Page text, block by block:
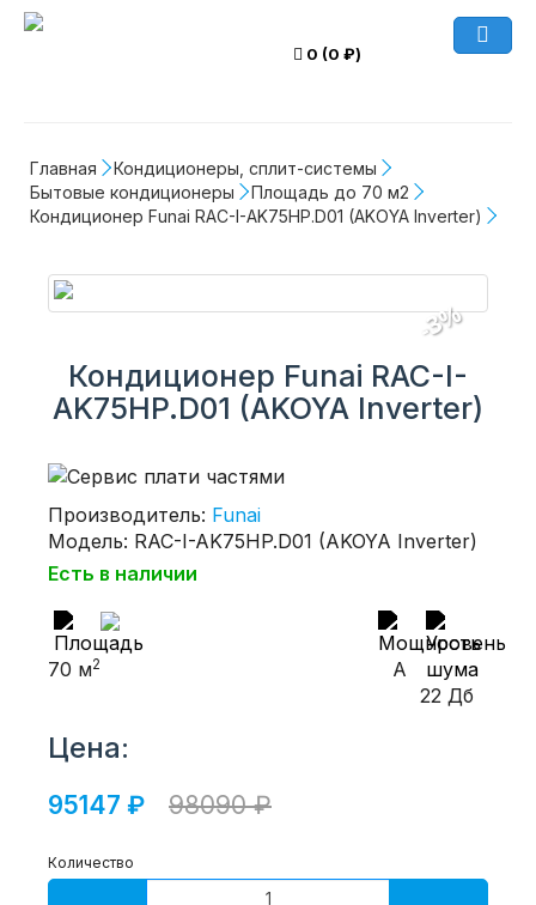
0 (0 ₽)
Главная
Кондиционеры, сплит-системы
Бытовые кондиционеры
Площадь до 70 м2
Кондиционер Funai RAC-I-AK75HP.D01 (AKOYA Inverter)
-3%
Кондиционер Funai RAC-I-
AK75HP.D01 (AKOYA Inverter)
Производитель: Funai
Модель: RAC-I-AK75HP.D01 (AKOYA Inverter)
Есть в наличии
70 м2
A
22 Дб
Цена:
95147 ₽ 98090 ₽
Количество